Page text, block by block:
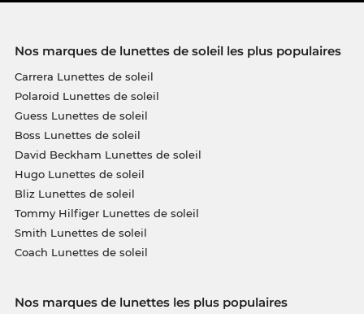
Nos marques de lunettes de soleil les plus populaires
Carrera Lunettes de soleil
Polaroid Lunettes de soleil
Guess Lunettes de soleil
Boss Lunettes de soleil
David Beckham Lunettes de soleil
Hugo Lunettes de soleil
Bliz Lunettes de soleil
Tommy Hilfiger Lunettes de soleil
Smith Lunettes de soleil
Coach Lunettes de soleil
Nos marques de lunettes les plus populaires